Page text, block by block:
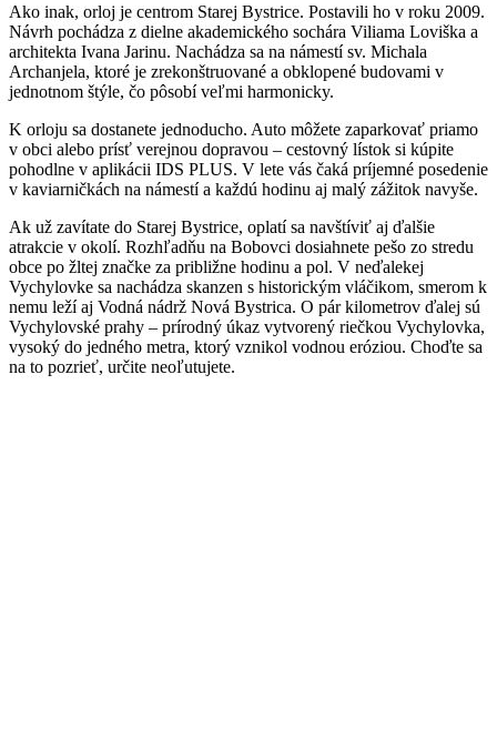
Ako inak, orloj je centrom Starej Bystrice. Postavili ho v roku 2009.
Návrh pochádza z dielne akademického sochára Viliama Loviška a
architekta Ivana Jarinu. Nachádza sa na námestí sv. Michala
Archanjela, ktoré je zrekonštruované a obklopené budovami v
jednotnom štýle, čo pôsobí veľmi harmonicky.
K orloju sa dostanete jednoducho. Auto môžete zaparkovať priamo
v obci alebo prísť verejnou dopravou – cestovný lístok si kúpite
pohodlne v aplikácii IDS PLUS. V lete vás čaká príjemné posedenie
v kaviarničkách na námestí a každú hodinu aj malý zážitok navyše.
Ak už zavítate do Starej Bystrice, oplatí sa navštíviť aj ďalšie
atrakcie v okolí. Rozhľadňu na Bobovci dosiahnete pešo zo stredu
obce po žltej značke za približne hodinu a pol. V neďalekej
Vychylovke sa nachádza skanzen s historickým vláčikom, smerom k
nemu leží aj Vodná nádrž Nová Bystrica. O pár kilometrov ďalej sú
Vychylovské prahy – prírodný úkaz vytvorený riečkou Vychylovka,
vysoký do jedného metra, ktorý vznikol vodnou eróziou. Choďte sa
na to pozrieť, určite neoľutujete.